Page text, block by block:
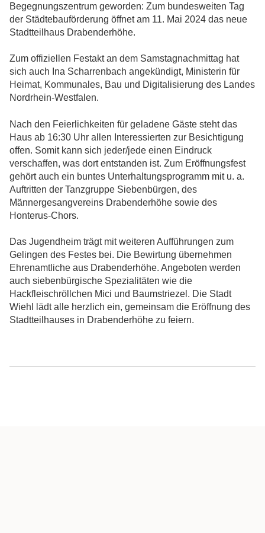
Begegnungszentrum geworden: Zum bundesweiten Tag
der Städtebauförderung öffnet am 11. Mai 2024 das neue
Stadtteilhaus Drabenderhöhe.
Zum offiziellen Festakt an dem Samstagnachmittag hat
sich auch Ina Scharrenbach angekündigt, Ministerin für
Heimat, Kommunales, Bau und Digitalisierung des Landes
Nordrhein-Westfalen.
Nach den Feierlichkeiten für geladene Gäste steht das
Haus ab 16:30 Uhr allen Interessierten zur Besichtigung
offen. Somit kann sich jeder/jede einen Eindruck
verschaffen, was dort entstanden ist. Zum Eröffnungsfest
gehört auch ein buntes Unterhaltungsprogramm mit u. a.
Auftritten der Tanzgruppe Siebenbürgen, des
Männergesangvereins Drabenderhöhe sowie des
Honterus-Chors.
Das Jugendheim trägt mit weiteren Aufführungen zum
Gelingen des Festes bei. Die Bewirtung übernehmen
Ehrenamtliche aus Drabenderhöhe. Angeboten werden
auch siebenbürgische Spezialitäten wie die
Hackfleischröllchen Mici und Baumstriezel. Die Stadt
Wiehl lädt alle herzlich ein, gemeinsam die Eröffnung des
Stadtteilhauses in Drabenderhöhe zu feiern.